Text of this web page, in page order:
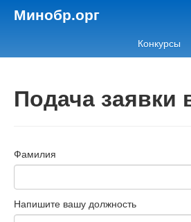
Минобр.орг
Конкурсы
Подача заявки
Фамилия
Напишите вашу должность